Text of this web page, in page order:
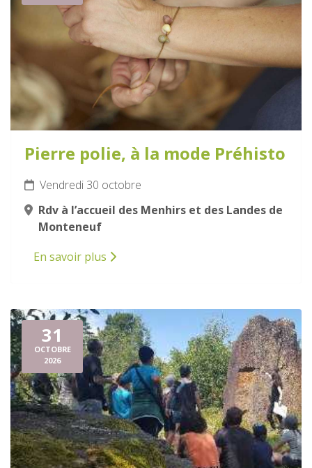
Pierre polie, à la mode Préhisto
Vendredi 30 octobre
Rdv à l’accueil des Menhirs et des Landes de
Monteneuf
En savoir plus
31
OCTOBRE
2026